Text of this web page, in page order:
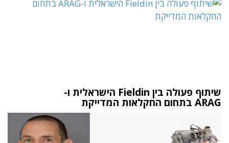
שיתוף פעולה בין Fieldin הישראלית ו-
ARAG בתחום החקלאות המדייקת